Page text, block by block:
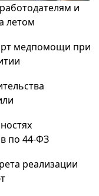
и
летом
медпомощи при
по 44-ФЗ
реализации